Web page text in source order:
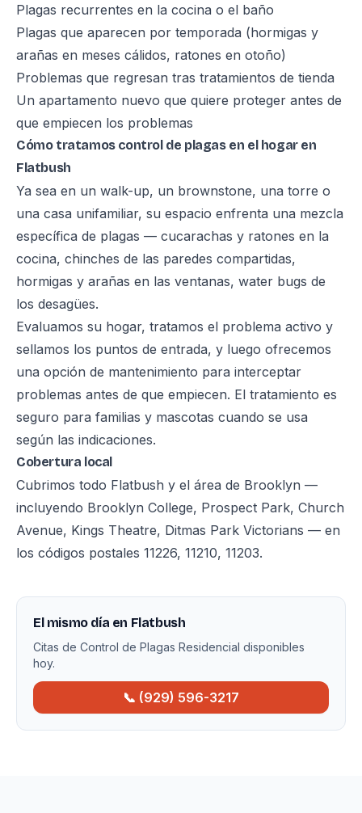
Plagas recurrentes en la cocina o el baño
Plagas que aparecen por temporada (hormigas y
arañas en meses cálidos, ratones en otoño)
Problemas que regresan tras tratamientos de tienda
Un apartamento nuevo que quiere proteger antes de
que empiecen los problemas
Cómo tratamos control de plagas en el hogar en
Flatbush
Ya sea en un walk-up, un brownstone, una torre o
una casa unifamiliar, su espacio enfrenta una mezcla
específica de plagas — cucarachas y ratones en la
cocina, chinches de las paredes compartidas,
hormigas y arañas en las ventanas, water bugs de
los desagües.
Evaluamos su hogar, tratamos el problema activo y
sellamos los puntos de entrada, y luego ofrecemos
una opción de mantenimiento para interceptar
problemas antes de que empiecen. El tratamiento es
seguro para familias y mascotas cuando se usa
según las indicaciones.
Cobertura local
Cubrimos todo Flatbush y el área de Brooklyn —
incluyendo Brooklyn College, Prospect Park, Church
Avenue, Kings Theatre, Ditmas Park Victorians — en
los códigos postales 11226, 11210, 11203.
El mismo día en Flatbush
Citas de Control de Plagas Residencial disponibles
hoy.
📞 (929) 596-3217